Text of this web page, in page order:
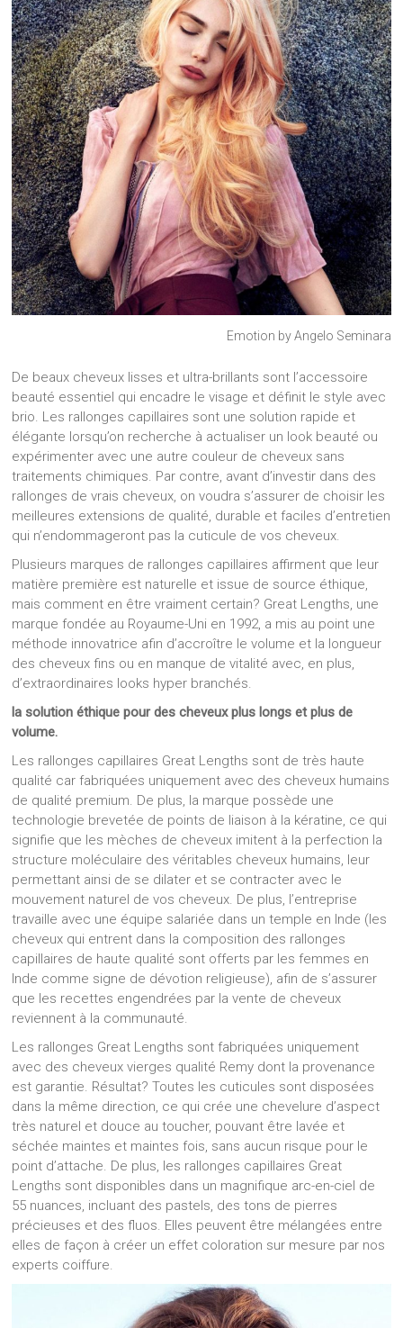
Emotion by Angelo Seminara
De beaux cheveux lisses et ultra-brillants sont l’accessoire
beauté essentiel qui encadre le visage et définit le style avec
brio. Les rallonges capillaires sont une solution rapide et
élégante lorsqu’on recherche à actualiser un look beauté ou
expérimenter avec une autre couleur de cheveux sans
traitements chimiques. Par contre, avant d’investir dans des
rallonges de vrais cheveux, on voudra s’assurer de choisir les
meilleures extensions de qualité, durable et faciles d’entretien
qui n’endommageront pas la cuticule de vos cheveux.
Plusieurs marques de rallonges capillaires affirment que leur
matière première est naturelle et issue de source éthique,
mais comment en être vraiment certain? Great Lengths, une
marque fondée au Royaume-Uni en 1992, a mis au point une
méthode innovatrice afin d’accroître le volume et la longueur
des cheveux fins ou en manque de vitalité avec, en plus,
d’extraordinaires looks hyper branchés.
la solution éthique pour des cheveux plus longs et plus de
volume.
Les rallonges capillaires Great Lengths sont de très haute
qualité car fabriquées uniquement avec des cheveux humains
de qualité premium. De plus, la marque possède une
technologie brevetée de points de liaison à la kératine, ce qui
signifie que les mèches de cheveux imitent à la perfection la
structure moléculaire des véritables cheveux humains, leur
permettant ainsi de se dilater et se contracter avec le
mouvement naturel de vos cheveux. De plus, l’entreprise
travaille avec une équipe salariée dans un temple en Inde (les
cheveux qui entrent dans la composition des rallonges
capillaires de haute qualité sont offerts par les femmes en
Inde comme signe de dévotion religieuse), afin de s’assurer
que les recettes engendrées par la vente de cheveux
reviennent à la communauté.
Les rallonges Great Lengths sont fabriquées uniquement
avec des cheveux vierges qualité Remy dont la provenance
est garantie. Résultat? Toutes les cuticules sont disposées
dans la même direction, ce qui crée une chevelure d’aspect
très naturel et douce au toucher, pouvant être lavée et
séchée maintes et maintes fois, sans aucun risque pour le
point d’attache. De plus, les rallonges capillaires Great
Lengths sont disponibles dans un magnifique arc-en-ciel de
55 nuances, incluant des pastels, des tons de pierres
précieuses et des fluos. Elles peuvent être mélangées entre
elles de façon à créer un effet coloration sur mesure par nos
experts coiffure.